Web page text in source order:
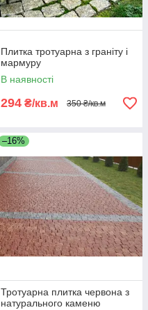
Плитка тротуарна з граніту і
мармуру
В наявності
294 ₴/кв.м 350 ₴/кв.м
–16%
Тротуарна плитка червона з
натурального каменю